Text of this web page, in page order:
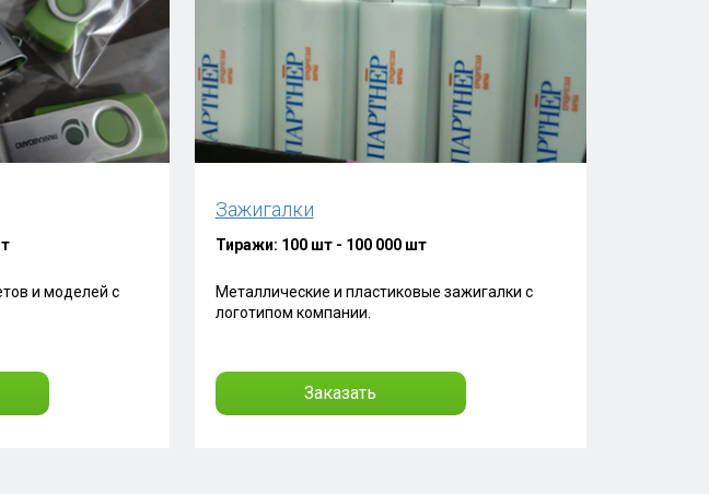
и моделей с
Зажигалки
Тиражи: 100 шт - 100 000 шт
Металлические и пластиковые зажигалки с
логотипом компании.
Заказать